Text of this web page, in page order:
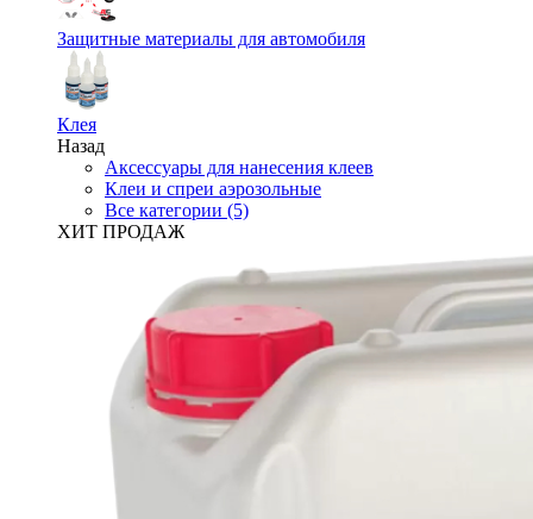
Защитные материалы для автомобиля
Клея
Назад
Аксессуары для нанесения клеев
Клеи и спреи аэрозольные
Все категории (5)
ХИТ ПРОДАЖ